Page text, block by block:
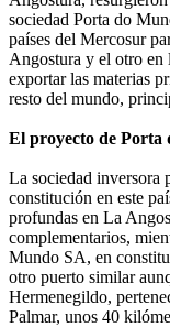
sociedad Porta do
países del Mercosur
Angostura y el otro en
exportar las materias
resto del mundo,
El proyecto de Porta
La sociedad inversora
constitución en este
profundas en La
complementarios,
Mundo SA, en
otro puerto similar
Hermenegildo,
Palmar, unos 40